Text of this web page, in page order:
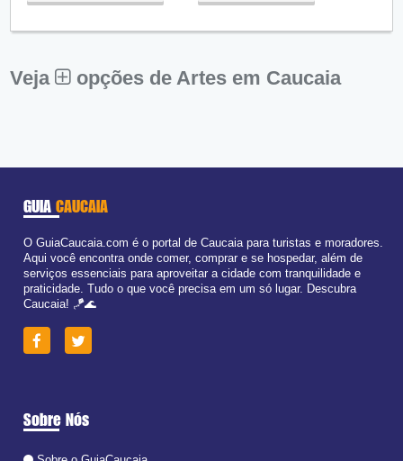
Qua:
09:00 - 18:00
Sex:
09:00 - 18:00
Dom:
Fechado
Veja opções de Artes em Caucaia
GUIA CAUCAIA
O GuiaCaucaia.com é o portal de Caucaia para turistas e moradores.
Aqui você encontra onde comer, comprar e se hospedar, além de
serviços essenciais para aproveitar a cidade com tranquilidade e
praticidade. Tudo o que você precisa em um só lugar. Descubra
Caucaia! 🪁🌊
Sobre Nós